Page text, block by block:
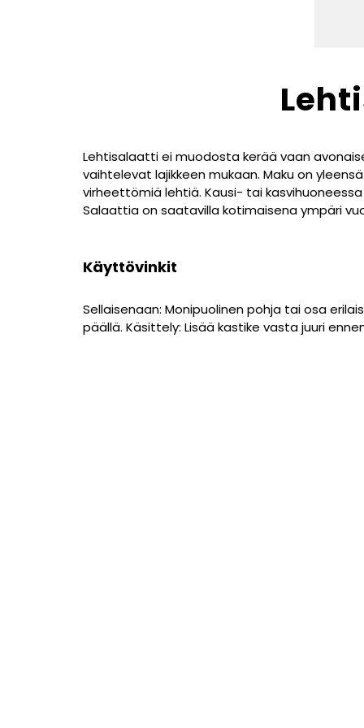
Lehtisalaatti ei muodosta kerää vaan
vaihtelevat lajikkeen mukaan. Maku on
virheettömiä lehtiä. Kausi- tai
Salaattia on saatavilla kotimaisena ympäri
Käyttövinkit
Sellaisenaan: Monipuolinen pohja tai osa
päällä. Käsittely: Lisää kastike vasta juuri